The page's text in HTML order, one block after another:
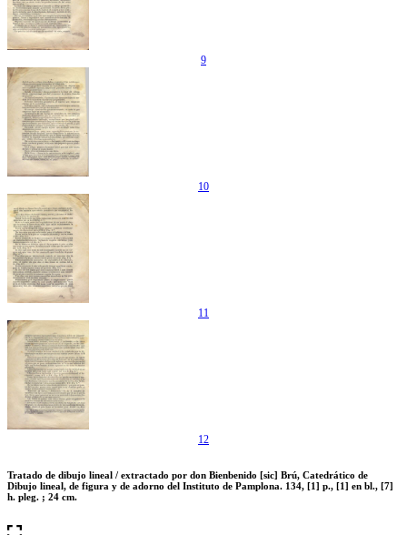
9
10
11
12
Tratado de dibujo lineal / extractado por don Bienbenido [sic] Brú, Catedrático de
Dibujo lineal, de figura y de adorno del Instituto de Pamplona. 134, [1] p., [1] en bl., [7]
h. pleg. ; 24 cm.